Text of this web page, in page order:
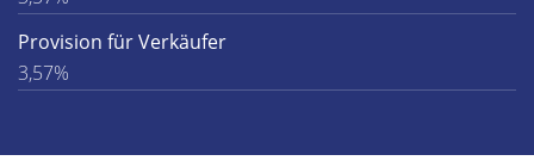
Provision für Verkäufer
3,57%